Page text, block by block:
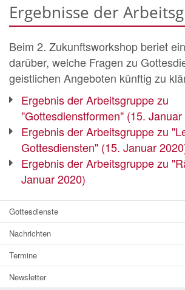
Ergebnisse der
Beim 2. Zukunftsworkshop beriet
darüber, welche Fragen zu
geistlichen Angeboten künftig zu
Ergebnis der Arbeitsgruppe zu
"Gottesdienstformen" (15. Januar
Ergebnis der Arbeitsgruppe zu
Gottesdiensten" (15. Januar
Ergebnis der Arbeitsgruppe zu
Januar 2020)
Gottesdienste
Nachrichten
Termine
Newsletter